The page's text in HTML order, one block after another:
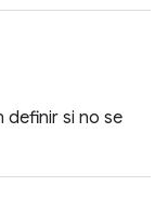
definir si no se